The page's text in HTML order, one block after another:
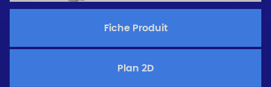
Fiche Produit
Plan 2D